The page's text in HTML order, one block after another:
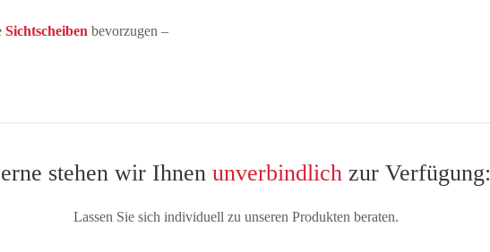
Sichtscheiben bevorzugen –
stehen wir Ihnen unverbindlich zur Verfügung:
Lassen Sie sich individuell zu unseren Produkten beraten.